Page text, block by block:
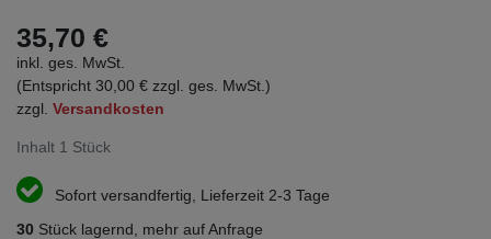
35,70 €
inkl. ges. MwSt.
(Entspricht 30,00 € zzgl. ges. MwSt.)
zzgl. Versandkosten
Inhalt 1 Stück
Sofort versandfertig, Lieferzeit 2-3 Tage
30 Stück lagernd, mehr auf Anfrage